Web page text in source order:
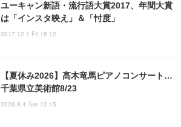
ユーキャン新語・流行語大賞2017、年間大賞
は「インスタ映え」＆「忖度」
2017.12.1 Fri 18:12
【夏休み2026】髙木竜馬ピアノコンサート…
千葉県立美術館8/23
2026.8.4 Tue 12:15